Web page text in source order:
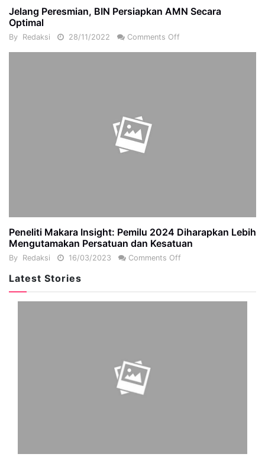
Jelang Peresmian, BIN Persiapkan AMN Secara
Optimal
By Redaksi 28/11/2022 Comments Off
Peneliti Makara Insight: Pemilu 2024 Diharapkan Lebih
Mengutamakan Persatuan dan Kesatuan
By Redaksi 16/03/2023 Comments Off
Latest Stories